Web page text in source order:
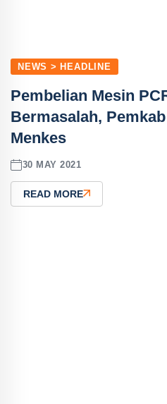
NEWS > HEADLINE
Pembelian Mesin
Bermasalah,
Menkes
30 MAY 2021
READ MORE